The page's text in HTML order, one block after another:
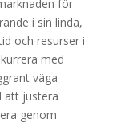
för
i sin linda,
och resurser i
med
väga
att justera
genom